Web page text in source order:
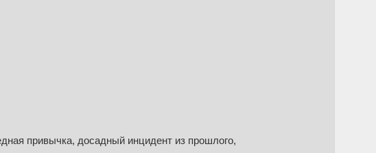
привычка, досадный инцидент из прошлого,